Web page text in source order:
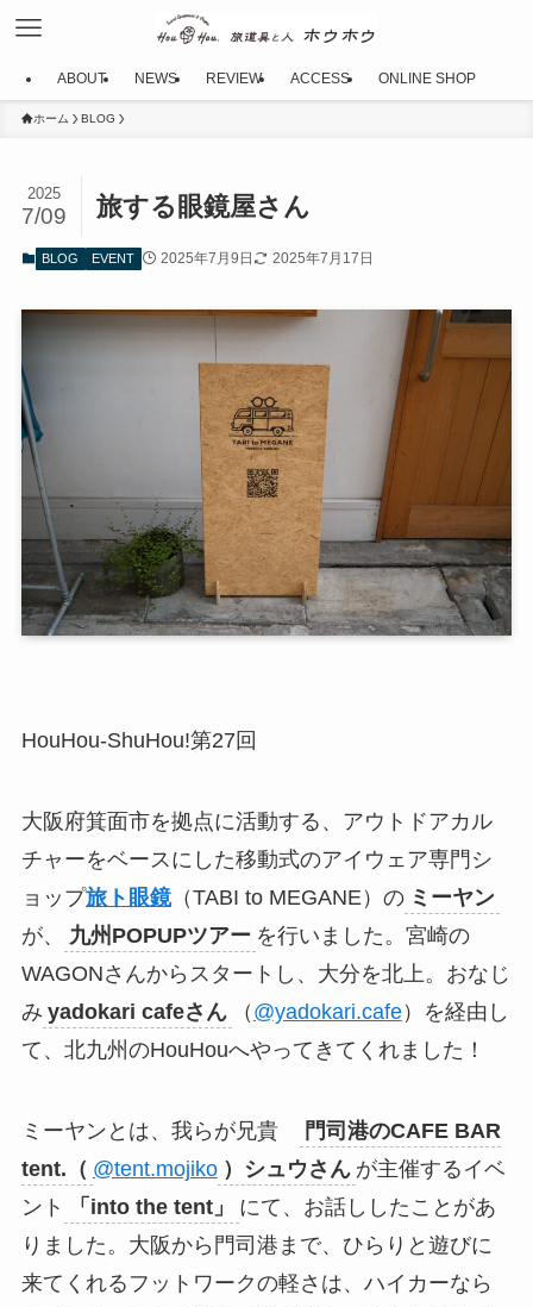
ABOUT NEWS REVIEW ACCESS ONLINE SHOP
ホーム BLOG
旅する眼鏡屋さん
2025
7/09
BLOG EVENT 2025年7月9日 2025年7月17日
HouHou-ShuHou!第27回
大阪府箕面市を拠点に活動する、アウトドアカル
チャーをベースにした移動式のアイウェア専門シ
ョップ旅ト眼鏡（TABI to MEGANE）の ミーヤン
が、
九州POPUPツアー を行いました。宮崎の
WAGONさんからスタートし、大分を北上。おなじ
み yadokari cafeさん （ @yadokari.cafe）を経由し
て、北九州のHouHouへやってきてくれました！
ミーヤンとは、我らが兄貴
門司港のCAFE BAR
tent.（ @tent.mojiko ）シュウさん が主催するイベ
ント
「into the tent」
にて、お話ししたことがあ
りました。大阪から門司港まで、ひらりと遊びに
来てくれるフットワークの軽さは、ハイカーなら